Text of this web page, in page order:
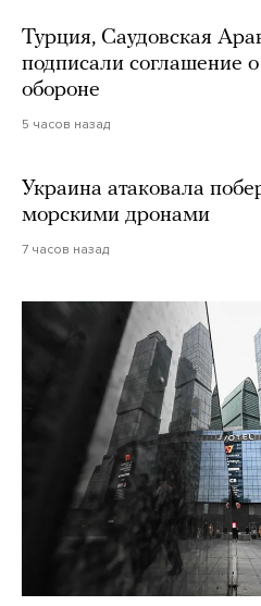
Турция, Саудовская
подписали соглашение
обороне
5 часов назад
Украина атаковала
морскими дронами
7 часов назад